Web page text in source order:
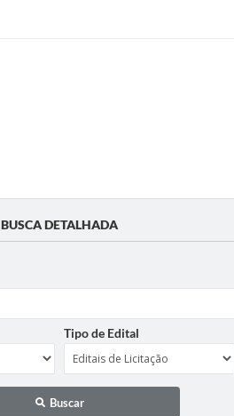
BUSCA DETALHADA
Tipo de Edital
Buscar